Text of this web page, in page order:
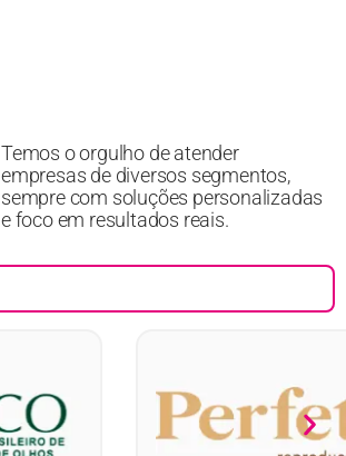
Temos o orgulho de atender
empresas de diversos segmentos,
sempre com soluções personalizadas
e foco em resultados reais.